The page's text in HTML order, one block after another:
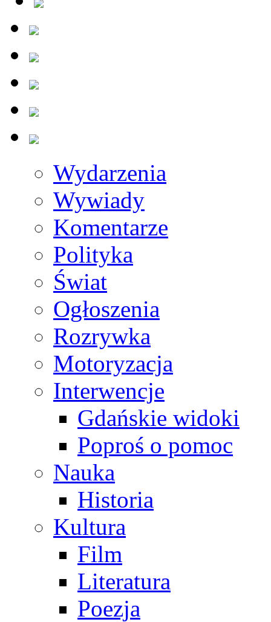
Wydarzenia
Wywiady
Komentarze
Polityka
Świat
Ogłoszenia
Rozrywka
Motoryzacja
Interwencje
Gdańskie widoki
Poproś o pomoc
Nauka
Historia
Kultura
Film
Literatura
Poezja